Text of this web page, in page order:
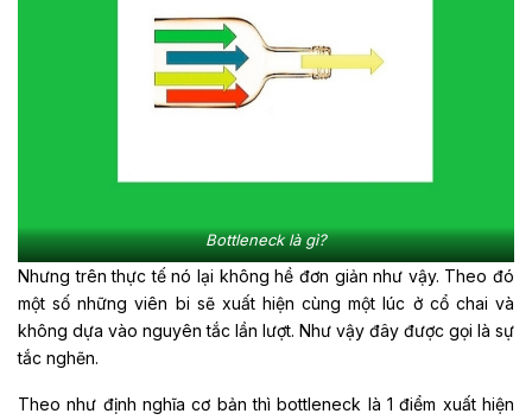
Bottleneck là gì?
Nhưng trên thực tế nó lại không hề đơn giản như vậy. Theo đó
một số những viên bi sẽ xuất hiện cùng một lúc ở cổ chai và
không dựa vào nguyên tắc lần lượt. Như vậy đây được gọi là sự
tắc nghẽn.
Theo như định nghĩa cơ bản thì bottleneck là 1 điểm xuất hiện